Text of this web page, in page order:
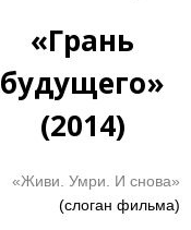
«Грань
будущего»
(2014)
«Живи. Умри. И снова»
(слоган фильма)